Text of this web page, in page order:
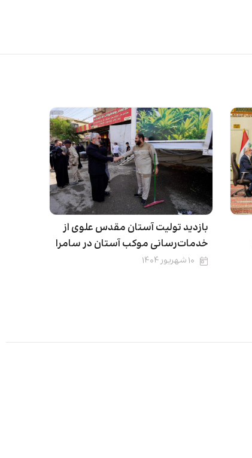
بازدید تولیت آستان مقدس علوی از
خدمات‌رسانی موکب آستان در سامرا
۱۰ شهریور ۱۴۰۴